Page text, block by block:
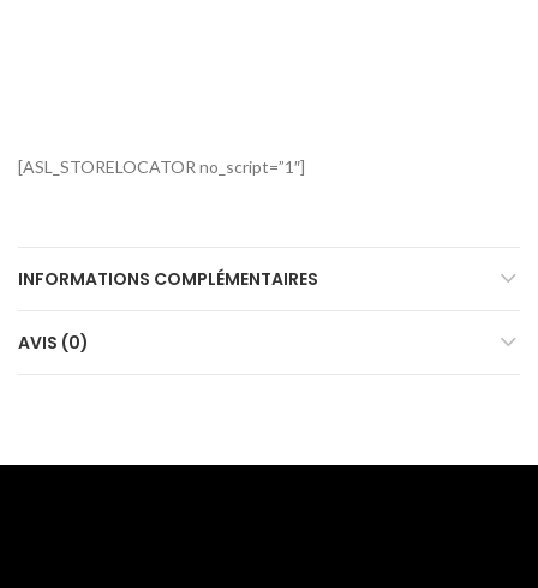
[ASL_STORELOCATOR no_script=”1″]
INFORMATIONS COMPLÉMENTAIRES
AVIS (0)